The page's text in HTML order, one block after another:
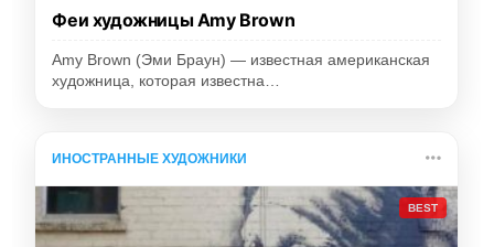
Феи художницы Amy Brown
Amy Brown (Эми Браун) — известная американская
художница, которая известна…
ИНОСТРАННЫЕ ХУДОЖНИКИ
BEST